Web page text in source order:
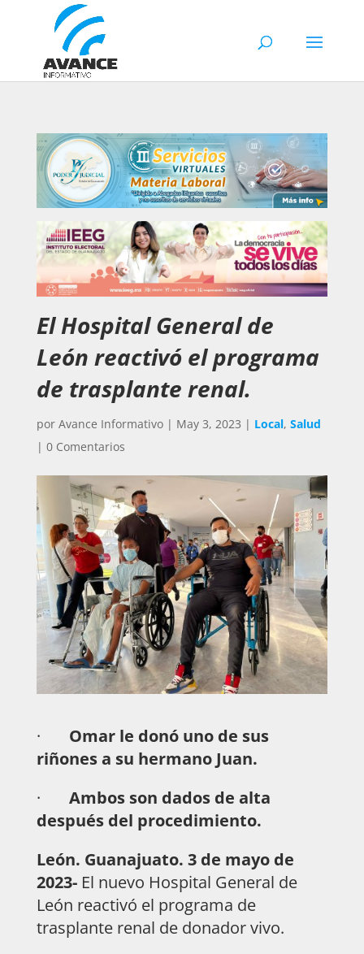
El Hospital General de
León reactivó el programa
de trasplante renal.
por Avance Informativo| May 3, 2023 | Local, Salud
| 0 Comentarios
· Omar le donó uno de sus
riñones a su hermano Juan.
· Ambos son dados de alta
después del procedimiento.
León. Guanajuato. 3 de mayo de
2023- El nuevo Hospital General de
León reactivó el programa de
trasplante renal de donador vivo.